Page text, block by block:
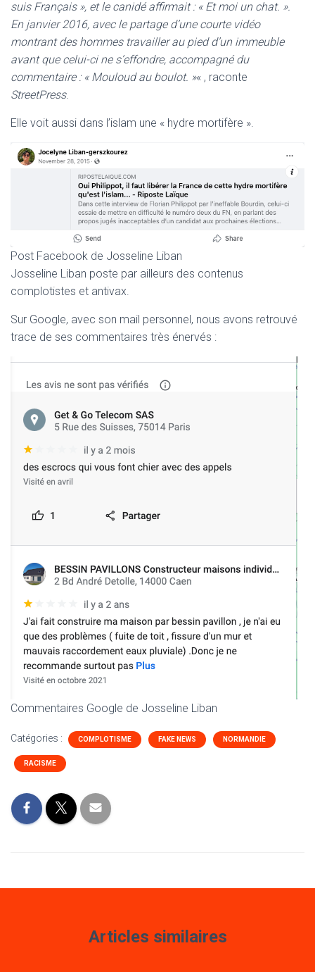
suis Français », et le canidé affirmait : « Et moi un chat. ».
En janvier 2016, avec le partage d’une courte vidéo
montrant des hommes travailler au pied d’un immeuble
avant que celui-ci ne s’effondre, accompagné du
commentaire : « Mouloud au boulot. »« , raconte
StreetPress.
Elle voit aussi dans l’islam une « hydre mortifère ».
Post Facebook de Josseline Liban
Josseline Liban poste par ailleurs des contenus
complotistes et antivax.
Sur Google, avec son mail personnel, nous avons retrouvé
trace de ses commentaires très énervés :
Commentaires Google de Josseline Liban
Catégories : COMPLOTISME FAKE NEWS NORMANDIE
RACISME
Articles similaires